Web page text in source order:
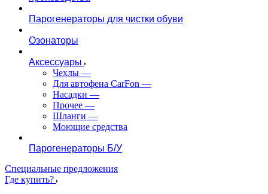
Парогенераторы для чистки обуви
Озонаторы
Аксессуары
Чехлы —
Для автофена CarFon —
Насадки —
Прочее —
Шланги —
Моющие средства
Парогенераторы Б/У
Специальные предложения
Где купить?